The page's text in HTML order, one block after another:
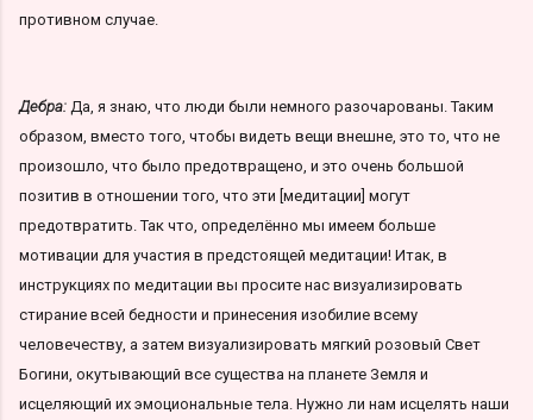
противном случае.
Дебра: Да, я знаю, что люди были немного разочарованы. Таким
образом, вместо того, чтобы видеть вещи внешне, это то, что не
произошло, что было предотвращено, и это очень большой
позитив в отношении того, что эти [медитации] могут
предотвратить. Так что, определённо мы имеем больше
мотивации для участия в предстоящей медитации! Итак, в
инструкциях по медитации вы просите нас визуализировать
стирание всей бедности и принесения изобилие всему
человечеству, а затем визуализировать мягкий розовый Свет
Богини, окутывающий все существа на планете Земля и
исцеляющий их эмоциональные тела. Нужно ли нам исцелять наши